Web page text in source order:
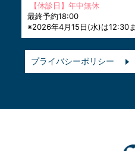
【休診日】年中無休
最終予約18:00
※2026年4月15日(水)は12:30
プライバシーポリシー